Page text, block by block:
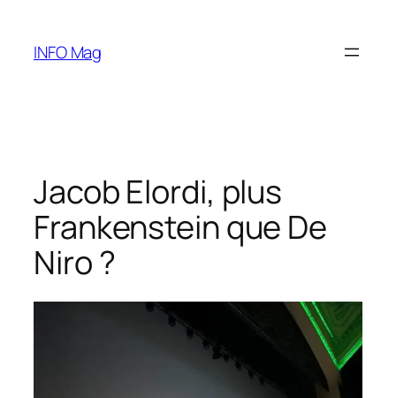
contenu
INFO Mag
Jacob Elordi, plus
Frankenstein que De
Niro ?